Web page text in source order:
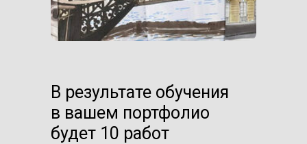
В результате обучения
в вашем портфолио
будет 10 работ